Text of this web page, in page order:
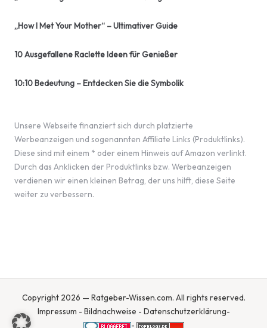
„How I Met Your Mother“ – Ultimativer Guide
10 Ausgefallene Raclette Ideen für Genießer
10:10 Bedeutung – Entdecken Sie die Symbolik
Unsere Webseite finanziert sich durch platzierte
Werbeanzeigen und sogenannten Affiliate Links (Produktlinks).
Diese sind mit einem * oder einem Hinweis auf Amazon verlinkt.
Durch das Anklicken der Produktlinks bzw. Werbeanzeigen
verdienen wir einen kleinen Betrag, der uns hilft, diese Seite
weiter zu verbessern.
Copyright 2026 — Ratgeber-Wissen.com. All rights reserved.
Impressum - Bildnachweise - Datenschutzerklärung-
-